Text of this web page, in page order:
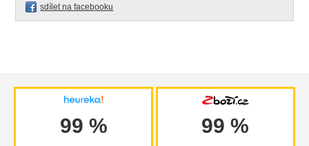
sdílet na facebooku
99 % 99 %